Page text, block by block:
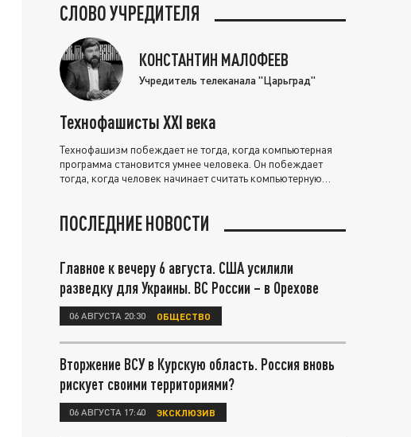
СЛОВО УЧРЕДИТЕЛЯ
КОНСТАНТИН МАЛОФЕЕВ
Учредитель телеканала "Царьград"
Технофашисты XXI века
Технофашизм побеждает не тогда, когда компьютерная
программа становится умнее человека. Он побеждает
тогда, когда человек начинает считать компьютерную
ПОСЛЕДНИЕ НОВОСТИ
Главное к вечеру 6 августа. США усилили
разведку для Украины. ВС России – в Орехове
06 АВГУСТА 20:30 ОБЩЕСТВО
Вторжение ВСУ в Курскую область. Россия вновь
рискует своими территориями?
06 АВГУСТА 17:40 ЭКСКЛЮЗИВ